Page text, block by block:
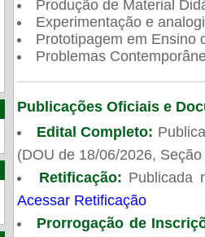
Produção de Material
Experimentação e
Prototipagem em Ensino
Problemas
Publicações Oficiais e
Edital Completo:
(DOU de 18/06/2026,
Retificação: Publicada
Acessar Retificação
Prorrogação de